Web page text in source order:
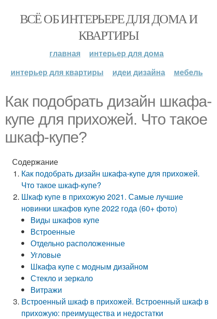
ВСЁ ОБ ИНТЕРЬЕРЕ ДЛЯ ДОМА И
КВАРТИРЫ
главная
интерьер для дома
интерьер для квартиры
идеи дизайна мебель
Как подобрать дизайн шкафа-
купе для прихожей. Что такое
шкаф-купе?
Содержание
Как подобрать дизайн шкафа-купе для прихожей.
Что такое шкаф-купе?
Шкаф купе в прихожую 2021. Самые лучшие
новинки шкафов купе 2022 года (60+ фото)
Виды шкафов купе
Встроенные
Отдельно расположенные
Угловые
Шкафа купе с модным дизайном
Стекло и зеркало
Витражи
Встроенный шкаф в прихожей. Встроенный шкаф в
прихожую: преимущества и недостатки